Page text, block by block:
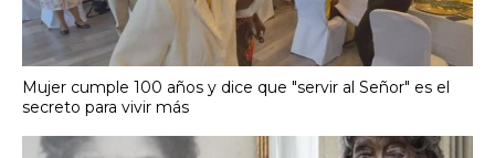
Mujer cumple 100 años y dice que "servir al Señor" es el
secreto para vivir más